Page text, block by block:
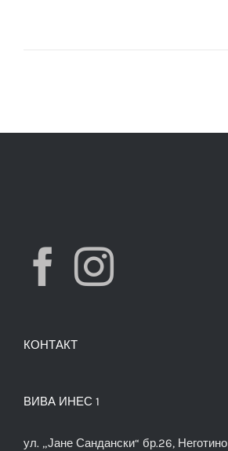
КОНТАКТ
ВИВА ИНЕС 1
ул. „Јане Сандански“ бр.26, Неготино